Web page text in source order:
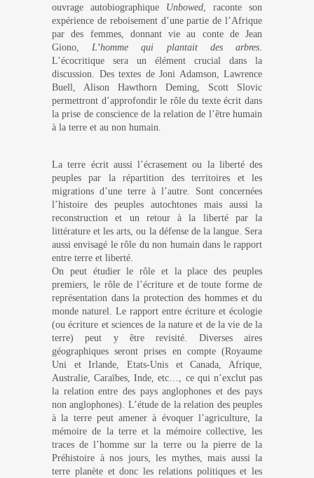
ouvrage autobiographique Unbowed , raconte son
expérience de reboisement d’une partie de l’Afrique
par des femmes, donnant vie au conte de Jean
Giono, L’homme qui plantait des arbres
L’écocritique sera un élément crucial dans la
discussion. Des textes de Joni Adamson, Lawrence
Buell, Alison Hawthorn Deming, Scott Slovic
permettront d’approfondir le rôle du texte écrit dans
la prise de conscience de la relation de l’être humain
à la terre et au non humain.
La terre écrit aussi l’écrasement ou la liberté des
peuples par la répartition des territoires et les
migrations d’une terre à l’autre.
Sont concernées
l’histoire des peuples autochtones mais aussi la
reconstruction et un retour à la liberté par la
littérature et les arts, ou la défense de la langue. Sera
aussi envisagé le rôle du non humain dans le rapport
entre terre et liberté.
On peut étudier le rôle et la place des peuples
premiers, le rôle de l’écriture et de toute forme de
représentation dans la protection des hommes et du
monde naturel. Le rapport entre écriture et écologie
(ou écriture et sciences de la nature et de la vie de la
terre) peut y être revisité. Diverses aires
géographiques seront prises en compte (Royaume
Uni et Irlande, Etats-Unis et Canada, Afrique,
Australie, Caraïbes, Inde, etc…, ce qui n’exclut pas
la relation entre des pays anglophones et des pays
non anglophones). L’étude de la relation des peuples
à la terre peut amener à évoquer l’agriculture, la
mémoire de la terre et la mémoire collective, les
traces de l’homme sur la terre ou la pierre de la
Préhistoire à nos jours, les mythes, mais aussi la
terre planète et donc les relations politiques et les